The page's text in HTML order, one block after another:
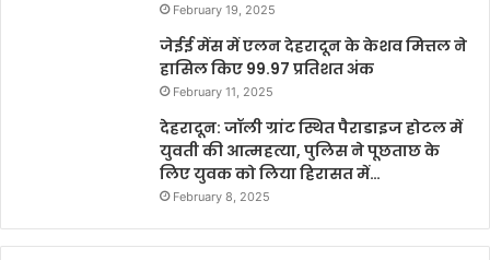
February 19, 2025
जेईई मेंस में एलन देहरादून के केशव मित्तल ने
हासिल किए 99.97 प्रतिशत अंक
February 11, 2025
देहरादून: जॉली ग्रांट स्थित पैराडाइज होटल में
युवती की आत्महत्या, पुलिस ने पूछताछ के
लिए युवक को लिया हिरासत में…
February 8, 2025